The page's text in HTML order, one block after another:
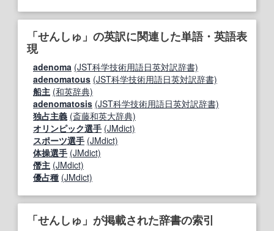
「せんしゅ」の英訳に関連した単語・英語表
現
adenoma (JST科学技術用語日英対訳辞書)
adenomatous (JST科学技術用語日英対訳辞書)
船主 (和英辞典)
adenomatosis (JST科学技術用語日英対訳辞書)
独占主義 (斎藤和英大辞典)
オリンピック選手 (JMdict)
スポーツ選手 (JMdict)
体操選手 (JMdict)
僭主 (JMdict)
優占種 (JMdict)
「せんしゅ」が掲載された辞書の索引